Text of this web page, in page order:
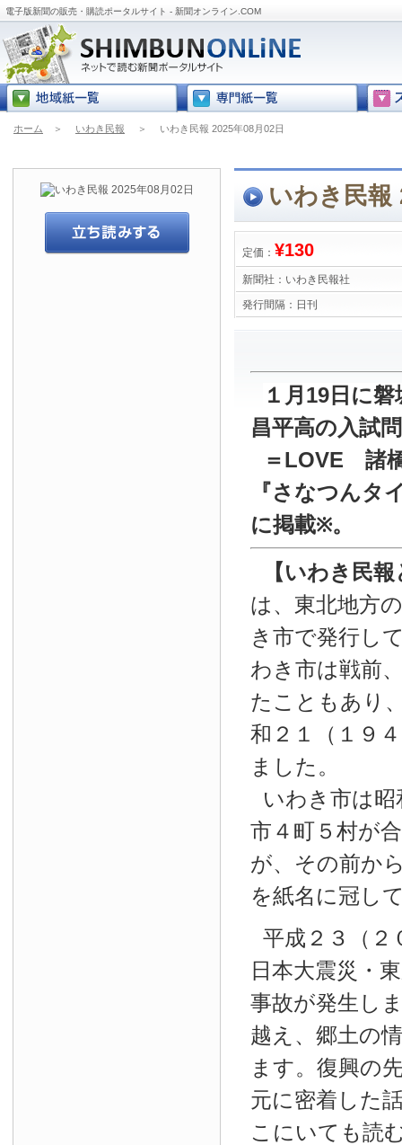
電子版新聞の販売・購読ポータルサイト - 新聞オンライン.COM
ホーム ＞ いわき民報 ＞ いわき民報 2025年08月02日
いわき民報
定価： ¥130
新聞社： いわき民報社
発行間隔： 日刊
１月19日に
昌平高の入試
＝LOVE 諸
『さなつんタ
に掲載※。
【いわき民
は、東北地方
き市で発行し
わき市は戦前
たこともあり
和２１（１９
ました。
いわき市は昭
市４町５村が
が、その前か
を紙名に冠し
平成２３（２
日本大震災・
事故が発生し
越え、郷土の
ます。復興の
元に密着した
こにいても読